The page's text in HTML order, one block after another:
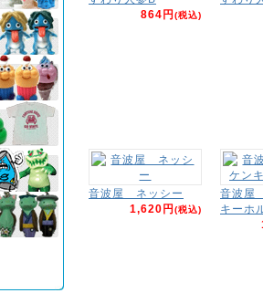
864円(税込)
音波屋 ネッシー
1,620円(税込)
音波
キーホ